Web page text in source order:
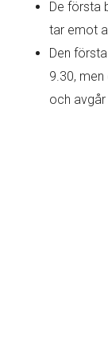
De första
tar emot
Den
9.30,
och avgår